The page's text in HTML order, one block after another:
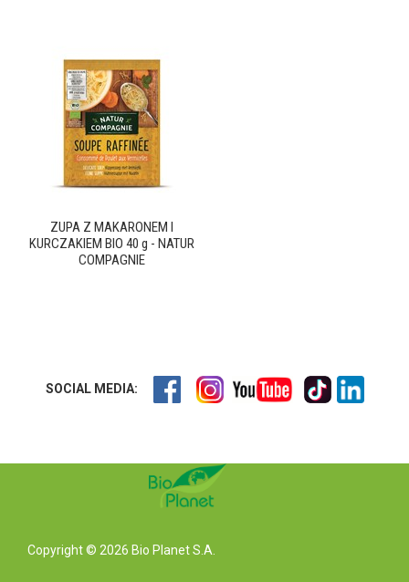
ZUPA Z MAKARONEM I
KURCZAKIEM BIO 40 g - NATUR
COMPAGNIE
SOCIAL MEDIA:
Copyright © 2026 Bio Planet S.A.